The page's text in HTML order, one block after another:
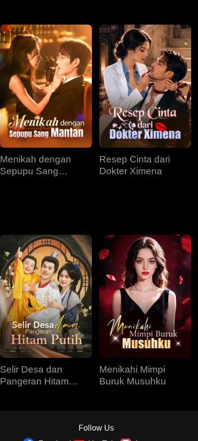
Menikah dengan
Sepupu Sang
Resep Cinta dari
Dokter Ximena
Selir Desa dan
Pangeran Hitam
Menikahi Mimpi
Buruk Musuhku
Follow Us